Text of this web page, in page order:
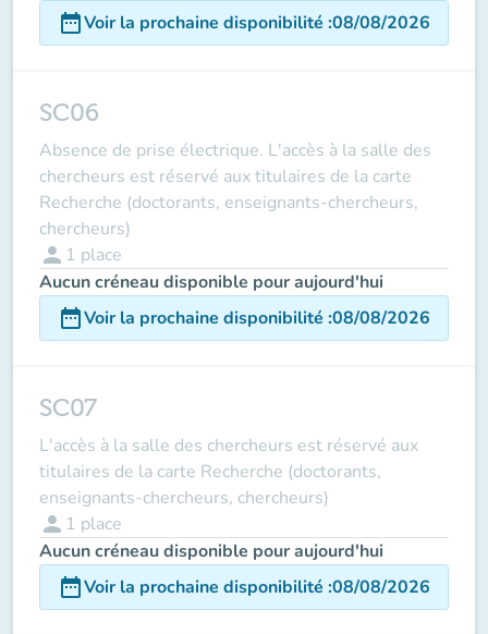
date_rangeVoir la prochaine disponibilité :08/08/2026
SC06
Absence de prise électrique. L'accès à la salle des
chercheurs est réservé aux titulaires de la carte
Recherche (doctorants, enseignants-chercheurs,
chercheurs)
person 1 place
Aucun créneau disponible pour aujourd'hui
date_rangeVoir la prochaine disponibilité :08/08/2026
SC07
L'accès à la salle des chercheurs est réservé aux
titulaires de la carte Recherche (doctorants,
enseignants-chercheurs, chercheurs)
person 1 place
Aucun créneau disponible pour aujourd'hui
date_rangeVoir la prochaine disponibilité :08/08/2026